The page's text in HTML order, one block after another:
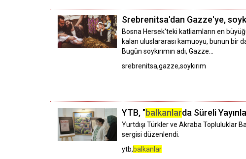
Srebrenitsa'dan Gazze'ye,
Bosna Hersek'teki katliamların en
kalan uluslararası kamuoyu, bunun bir
Bugün soykırımın adı, Gazze...
srebrenitsa,gazze,soykırım
YTB, "balkanlarda Süreli
Yurtdışı Türkler ve Akraba Topluluklar
sergisi düzenlendi.
ytb,balkanlar